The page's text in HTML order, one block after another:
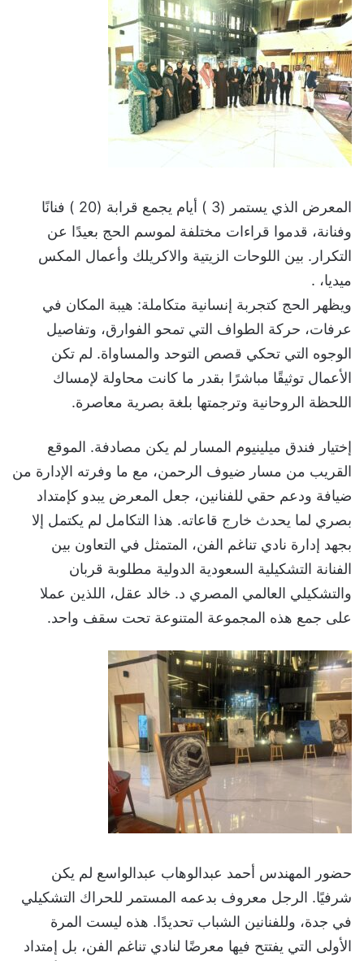
المعرض الذي يستمر (3 ) أيام يجمع قرابة (20 ) فنانًا
وفنانة، قدموا قراءات مختلفة لموسم الحج بعيدًا عن
التكرار. بين اللوحات الزيتية والاكريلك وأعمال المكس
ميديا، .
ويظهر الحج كتجربة إنسانية متكاملة: هيبة المكان في
عرفات، حركة الطواف التي تمحو الفوارق، وتفاصيل
الوجوه التي تحكي قصص التوحد والمساواة. لم تكن
الأعمال توثيقًا مباشرًا بقدر ما كانت محاولة لإمساك
اللحظة الروحانية وترجمتها بلغة بصرية معاصرة.
إختيار فندق ميلينيوم المسار لم يكن مصادفة. الموقع
القريب من مسار ضيوف الرحمن، مع ما وفرته الإدارة من
ضيافة ودعم حقي للفنانين، جعل المعرض يبدو كإمتداد
بصري لما يحدث خارج قاعاته. هذا التكامل لم يكتمل إلا
بجهد إدارة نادي تناغم الفن، المتمثل في التعاون بين
الفنانة التشكيلية السعودية الدولية مطلوبة قربان
والتشكيلي العالمي المصري د. خالد عقل، اللذين عملا
على جمع هذه المجموعة المتنوعة تحت سقف واحد.
حضور المهندس أحمد عبدالوهاب عبدالواسع لم يكن
شرفيًا. الرجل معروف بدعمه المستمر للحراك التشكيلي
في جدة، وللفنانين الشباب تحديدًا. هذه ليست المرة
الأولى التي يفتتح فيها معرضًا لنادي تناغم الفن، بل إمتداد